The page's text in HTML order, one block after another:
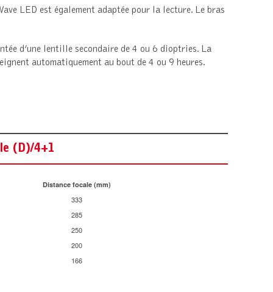
LED est également adaptée pour la lecture. Le bras
d’une lentille secondaire de 4 ou 6 dioptries. La
automatiquement au bout de 4 ou 9 heures.
(D)/4+1
Distance focale (mm)
333
285
250
200
166